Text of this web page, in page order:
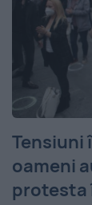
Tensiuni
oameni
protesta